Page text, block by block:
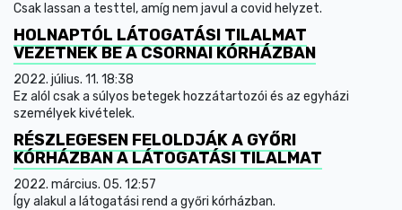
Csak lassan a testtel, amíg nem javul a covid helyzet.
HOLNAPTÓL LÁTOGATÁSI TILALMAT
VEZETNEK BE A CSORNAI KÓRHÁZBAN
2022. július. 11. 18:38
Ez alól csak a súlyos betegek hozzátartozói és az egyházi
személyek kivételek.
RÉSZLEGESEN FELOLDJÁK A GYŐRI
KÓRHÁZBAN A LÁTOGATÁSI TILALMAT
2022. március. 05. 12:57
Így alakul a látogatási rend a győri kórházban.